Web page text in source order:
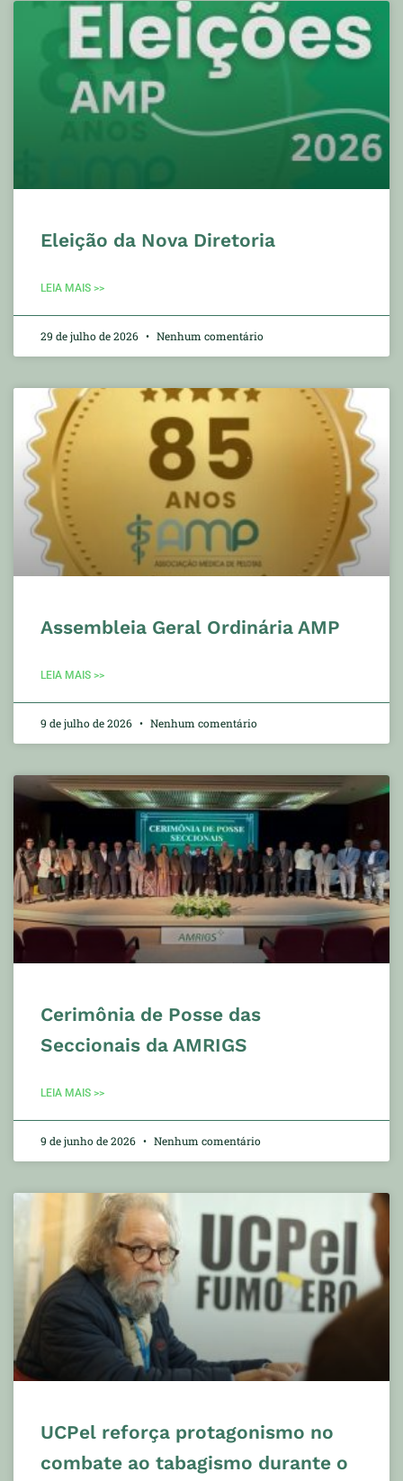
Eleição da Nova Diretoria
LEIA MAIS >>
29 de julho de 2026 Nenhum comentário
Assembleia Geral Ordinária AMP
LEIA MAIS >>
9 de julho de 2026 Nenhum comentário
Cerimônia de Posse das
Seccionais da AMRIGS
LEIA MAIS >>
9 de junho de 2026 Nenhum comentário
UCPel reforça protagonismo no
combate ao tabagismo durante o